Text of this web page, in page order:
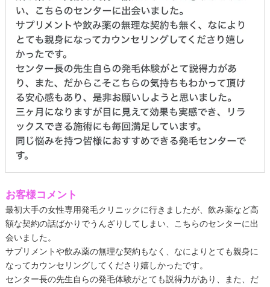
お客様コメント
最初大手の女性専用発毛クリニックに行きましたが、飲み薬など高
額な契約の話ばかりでうんざりしてしまい、こちらのセンターに出
会いました。
サプリメントや飲み薬の無理な契約もなく、なによりとても親身に
なってカウンセリングしてくださり嬉しかったです。
センター長の先生自らの発毛体験がとても説得力があり、また、だ